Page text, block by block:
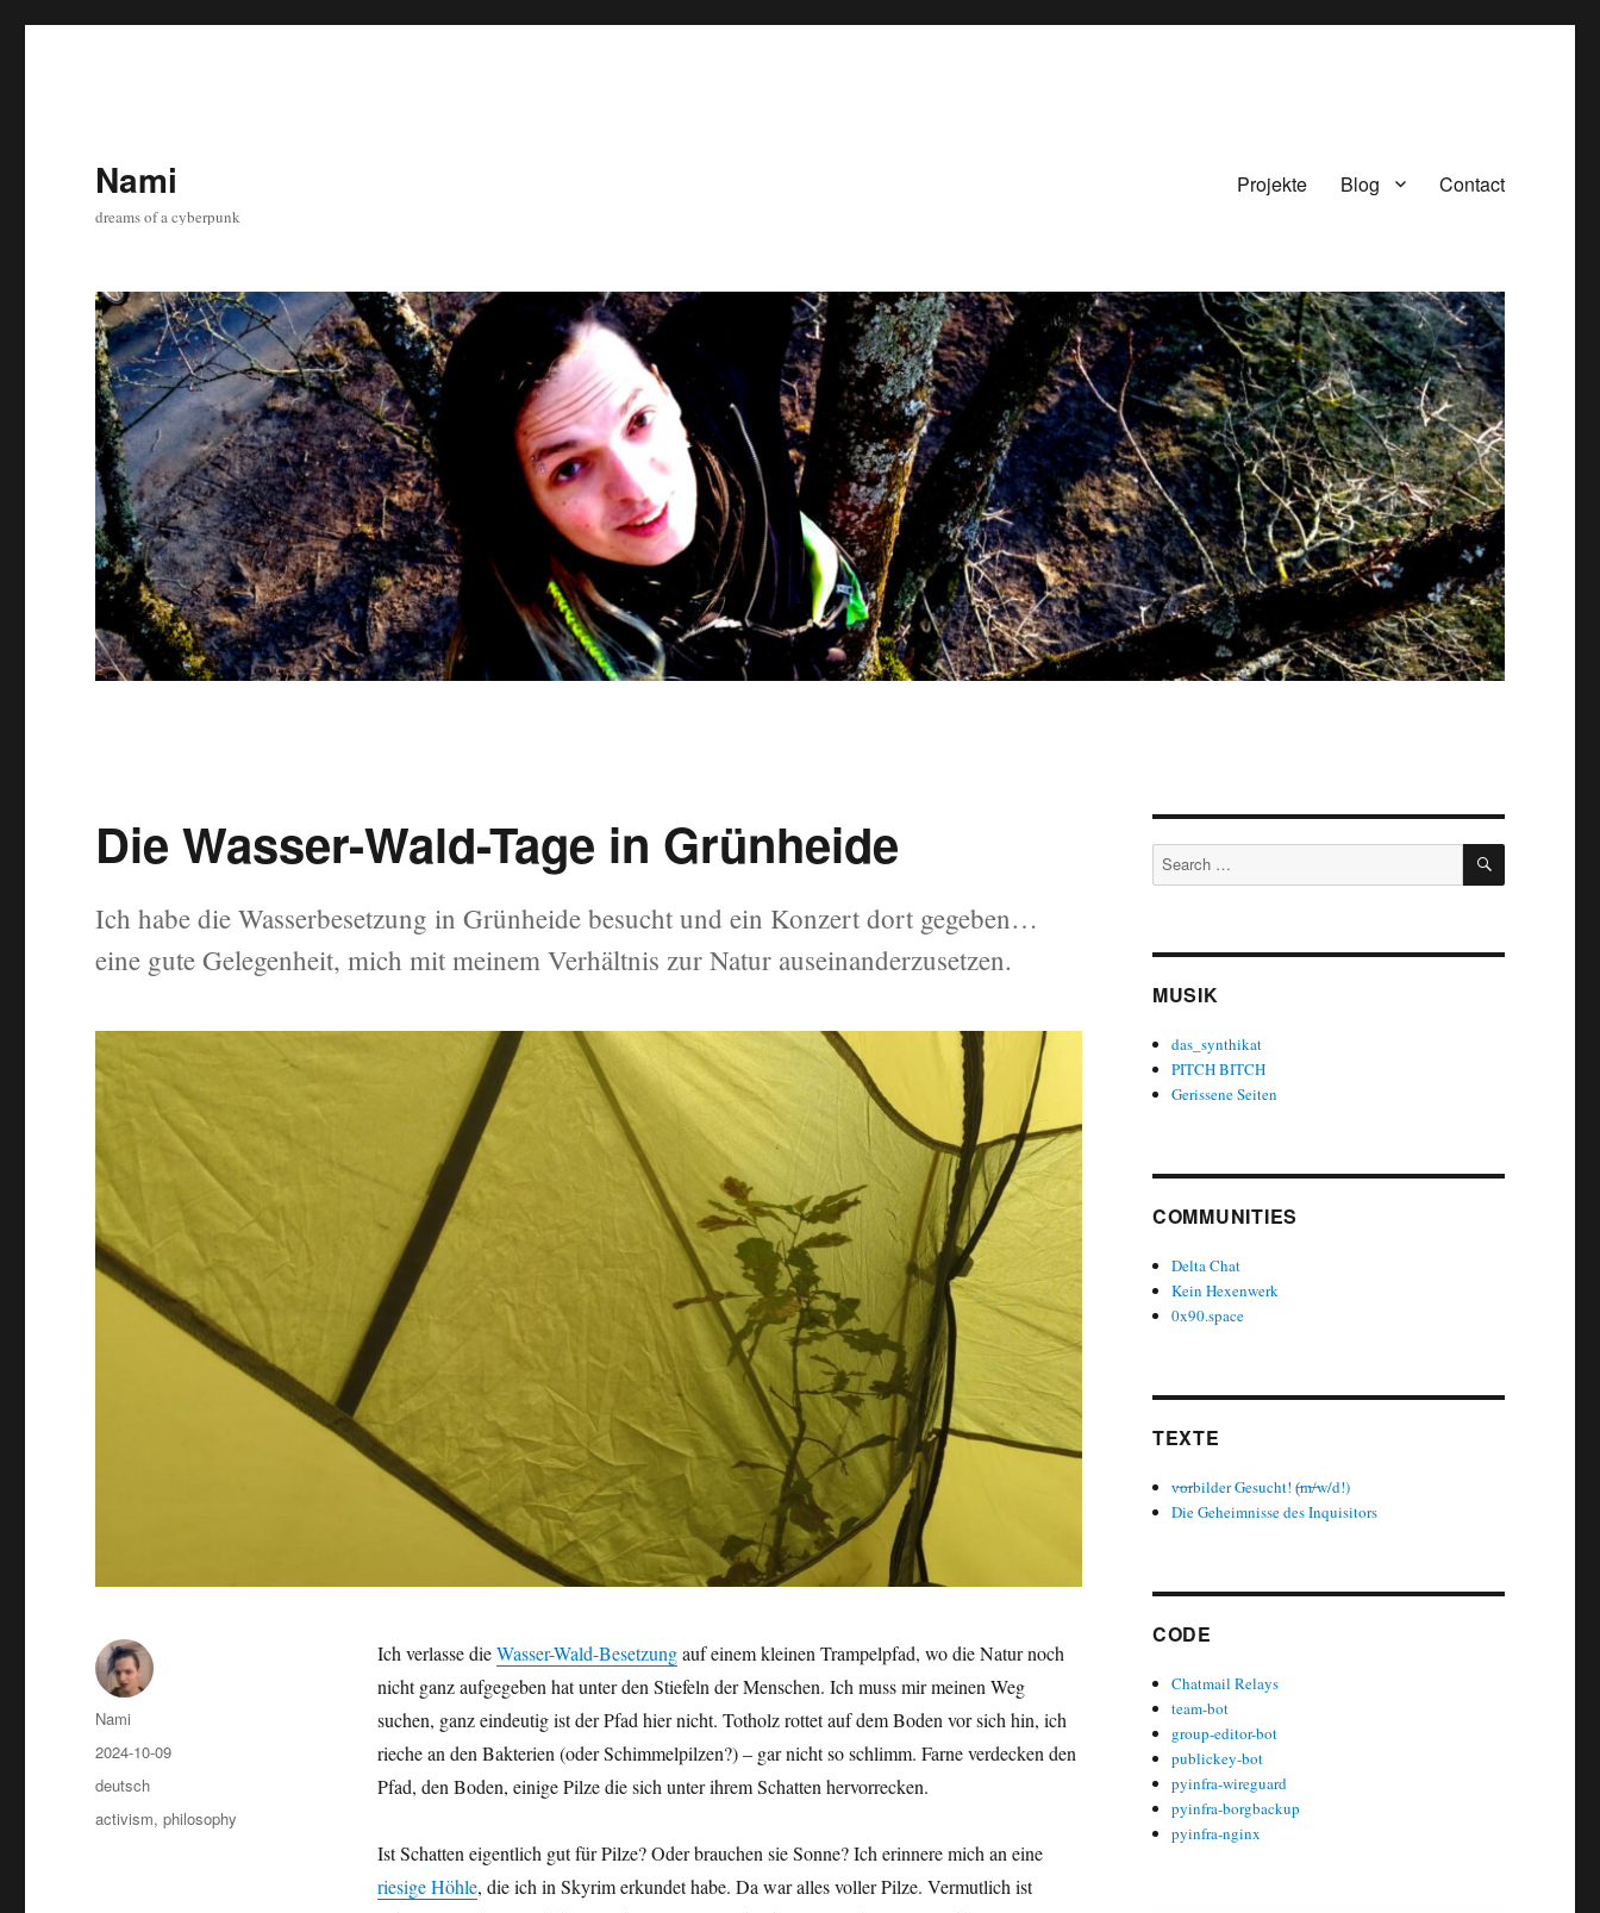
Nami
dreams of a cyberpunk
Projekte Blog Contact
Die Wasser-Wald-Tage in Grünheide
Ich habe die Wasserbesetzung in Grünheide besucht und ein Konzert dort gegeben…
eine gute Gelegenheit, mich mit meinem Verhältnis zur Natur auseinanderzusetzen.
Ich verlasse dieWasser-Wald-Besetzungauf einem kleinen Trampelpfad, wo die Natur noch
nicht ganz aufgegeben hat unter den Stiefeln der Menschen. Ich muss mir meinen Weg
suchen, ganz eindeutig ist der Pfad hier nicht. Totholz rottet auf dem Boden vor sich hin, ich
rieche an den Bakterien (oder Schimmelpilzen?) – gar nicht so schlimm. Farne verdecken den
Pfad, den Boden, einige Pilze die sich unter ihrem Schatten hervorrecken.
Ist Schatten eigentlich gut für Pilze? Oder brauchen sie Sonne? Ich erinnere mich an eine
riesige Höhle, die ich in Skyrim erkundet habe. Da war alles voller Pilze. Vermutlich ist
Author
Nami
Posted
on
2024-10-09
Categories
deutsch
Tags
activism,philosophy
Search
for:
SEARCH
MUSIK
das_synthikat
PITCH BITCH
Gerissene Seiten
COMMUNITIES
Delta Chat
Kein Hexenwerk
0x90.space
TEXTE
v̶o̶rbilder Gesucht! (̶m̶/̶w/d!)
Die Geheimnisse des Inquisitors
CODE
Chatmail Relays
team-bot
group-editor-bot
publickey-bot
pyinfra-wireguard
pyinfra-borgbackup
pyinfra-nginx